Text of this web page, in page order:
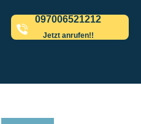
097006521212
Jetzt anrufen!!